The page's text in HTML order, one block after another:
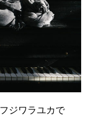
ジワラユカで